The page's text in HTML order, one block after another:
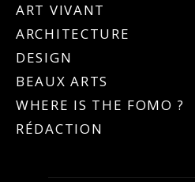
ART VIVANT
ARCHITECTURE
DESIGN
BEAUX ARTS
WHERE IS THE FOMO ?
RÉDACTION